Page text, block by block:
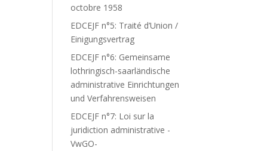
octobre 1958
EDCEJF n°5: Traité d’Union /
Einigungsvertrag
EDCEJF n°6: Gemeinsame
lothringisch-saarländische
administrative Einrichtungen
und Verfahrensweisen
EDCEJF n°7: Loi sur la
juridiction administrative -
VwGO-